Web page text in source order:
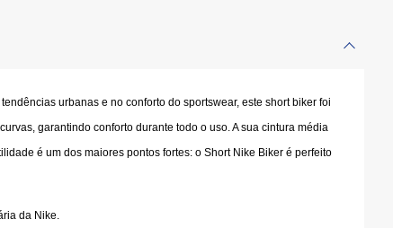
urbanas e no conforto do sportswear, este short biker foi
garantindo conforto durante todo o uso. A sua cintura média
é um dos maiores pontos fortes: o Short Nike Biker é perfeito
da Nike.